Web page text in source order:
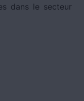
dans le secteur